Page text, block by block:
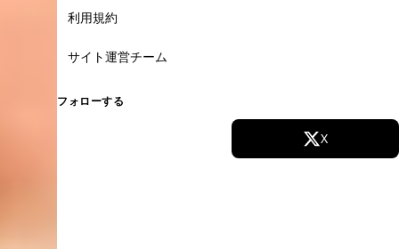
利用規約
サイト運営チーム
フォローする
X